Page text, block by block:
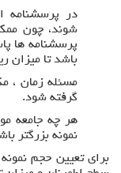
در پرسشنامه
پرسشنامه ها
باشد تا میزان
مسئله زمان ،
گرفته شود.
هر چه جامعه
نمونه بزرگتر
برای تعیین حجم